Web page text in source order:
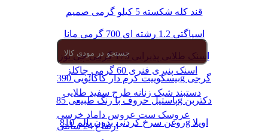
اسنک پنیری فنری 60 گرمی چاکلز
دستبند شیک زنانه طرح سفید طلایی
عروسک ست عروس داماد خرسی
ارتفاع 24 سانتی
قند کله شکسته 5 کیلو گرمی صمیم
اسپاگتی 1.2 رشته ای 700 گرمی مانا
اسنک طلایی پذیرایی 175 گرمی چی توز
بیسکوییت کرم دار کاکائویی 390g گرجی
پاستیل حروف با رنگ طبیعی 85g دکتربن
روغن سرخ کردنی بدون پالم 810g اویلا